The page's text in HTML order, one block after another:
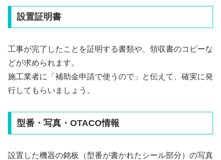
設置証明書
工事が完了したことを証明する書類や、領収書のコピーな
どが求められます。
施工業者に「補助金申請で使うので」と伝えて、確実に発
行してもらいましょう。
型番・写真・OTACO情報
設置した機器の銘板（型番が書かれたシール部分）の写真